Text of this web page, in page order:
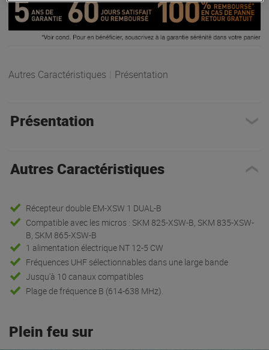
Autres Caractéristiques Présentation
Présentation
Autres Caractéristiques
Récepteur double EM-XSW 1 DUAL-B
Compatible avec les micros : SKM 825-XSW-B, SKM 835-XSW-
B, SKM 865-XSW-B
1 alimentation électrique NT 12-5 CW
Fréquences UHF sélectionnables dans une large bande
Jusqu'à 10 canaux compatibles
Plage de fréquence B (614-638 MHz).
Plein feu sur